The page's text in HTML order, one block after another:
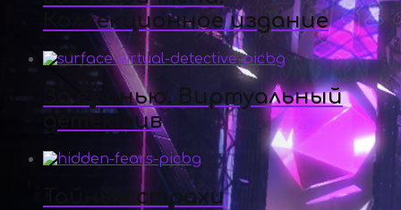
Коллекционное издание
За гранью. Виртуальный
детектив
Тайные страхи